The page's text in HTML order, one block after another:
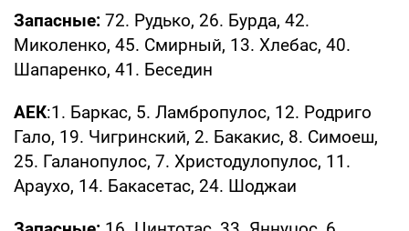
Запасные: 72. Рудько, 26. Бурда, 42.
Миколенко, 45. Смирный, 13. Хлебас, 40.
Шапаренко, 41. Беседин
АЕК:1. Баркас, 5. Ламбропулос, 12. Родриго
Гало, 19. Чигринский, 2. Бакакис, 8. Симоеш,
25. Галанопулос, 7. Христодулопулос, 11.
Араухо, 14. Бакасетас, 24. Шоджаи